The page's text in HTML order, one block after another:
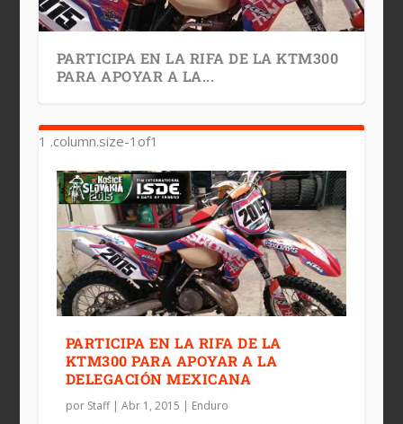
PARTICIPA EN LA RIFA DE LA KTM300
PARA APOYAR A LA...
PARTICIPA EN LA RIFA DE LA
KTM300 PARA APOYAR A LA
DELEGACIÓN MEXICANA
por Staff| Abr 1, 2015 | Enduro